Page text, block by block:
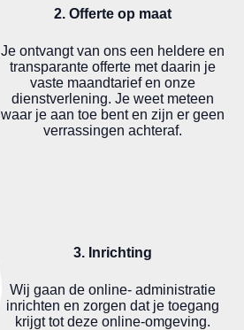
2. Offerte op maat
Je ontvangt van ons een heldere en
transparante offerte met daarin je
vaste maandtarief en onze
dienstverlening. Je weet meteen
waar je aan toe bent en zijn er geen
verrassingen achteraf.
3. Inrichting
Wij gaan de online- administratie
inrichten en zorgen dat je toegang
krijgt tot deze online-omgeving.